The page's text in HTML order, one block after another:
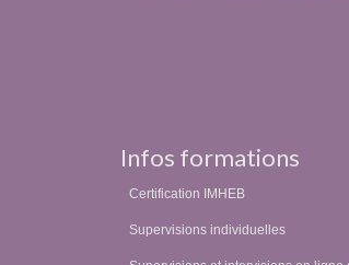
Infos formations
Certification IMHEB
Supervisions individuelles